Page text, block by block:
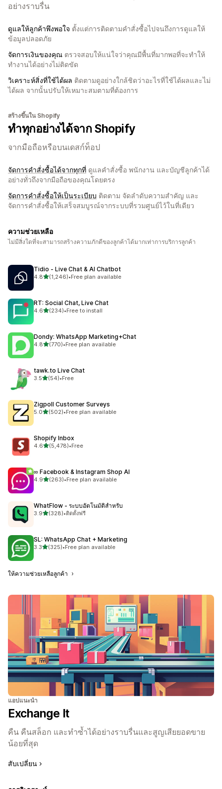
อย่างราบรื่น
ดูแลให้ลูกค้าพึงพอใจ ตั้งแต่การติดตามคำสั่งซื้อไปจนถึงการดูแลให้
ข้อมูลปลอดภัย
จัดการเงินของคุณ ตรวจสอบให้แน่ใจว่าคุณมีพื้นที่มากพอที่จะทำให้
ทำงานได้อย่างไม่ติดขัด
วิเคราะห์สิ่งที่ใช้ได้ผล ติดตามดูอย่างใกล้ชิดว่าอะไรที่ใช้ได้ผลและไม่
ได้ผล จากนั้นปรับให้เหมาะสมตามที่ต้องการ
สร้างขึ้นใน Shopify
ทำทุกอย่างได้จาก Shopify
จากมือถือหรือบนเดสก์ท็อป
จัดการคำสั่งซื้อได้จากทุกที่ ดูแลคำสั่งซื้อ พนักงาน และบัญชีลูกค้าได้
อย่างทั่วถึงจากมือถือของคุณโดยตรง
จัดการคำสั่งซื้อให้เป็นระเบียบ ติดตาม จัดลำดับความสำคัญ และ
จัดการคำสั่งซื้อให้เสร็จสมบูรณ์จากระบบที่รวมศูนย์ไว้ในที่เดียว
ความช่วยเหลือ
ไม่มีสิ่งใดที่จะสามารถสร้างความภักดีของลูกค้าได้มากเท่าการบริการลูกค้า
Tidio ‑ Live Chat & AI Chatbot
4.8เต็ม 5 ดาว
(1,246)
ทั้งหมด 1246 รีวิว
•Free plan available
RT: Social Chat, Live Chat
4.6เต็ม 5 ดาว
(234)
ทั้งหมด 234 รีวิว
•Free to install
Dondy: WhatsApp Marketing+Chat
4.8เต็ม 5 ดาว
(770)
ทั้งหมด 770 รีวิว
•Free plan available
tawk.to Live Chat
3.5เต็ม 5 ดาว
(54)
ทั้งหมด 54 รีวิว
•Free
Zigpoll Customer Surveys
5.0เต็ม 5 ดาว
(502)
ทั้งหมด 502 รีวิว
•Free plan available
Shopify Inbox
4.6เต็ม 5 ดาว
(5,478)
ทั้งหมด 5478 รีวิว
•Free
∞ Facebook & Instagram Shop AI
4.9เต็ม 5 ดาว
(263)
ทั้งหมด 263 รีวิว
•Free plan available
WhatFlow ‑ ระบบอัตโนมัติสำหรับ
3.9เต็ม 5 ดาว
(328)
ทั้งหมด 328 รีวิว
•ติดตั้งฟรี
SL: WhatsApp Chat + Marketing
3.3เต็ม 5 ดาว
(325)
ทั้งหมด 325 รีวิว
•Free plan available
ให้ความช่วยเหลือลูกค้า
แอปแนะนำ
Exchange It
คืน คืนสล็อก และทำซ้ำได้อย่างราบรื่นและสูญเสียยอดขาย
น้อยที่สุด
สับเปลี่ยน